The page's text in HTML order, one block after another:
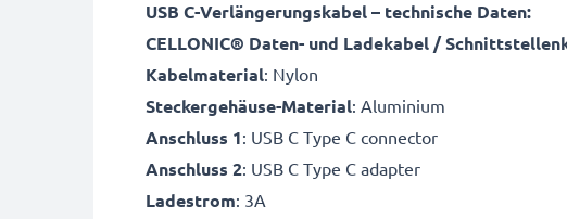
USB C-Verlängerungskabel – technische Daten:
CELLONIC® Daten- und Ladekabel /
Kabelmaterial: Nylon
Steckergehäuse-Material: Aluminium
Anschluss 1: USB C Type C connector
Anschluss 2: USB C Type C adapter
Ladestrom: 3A